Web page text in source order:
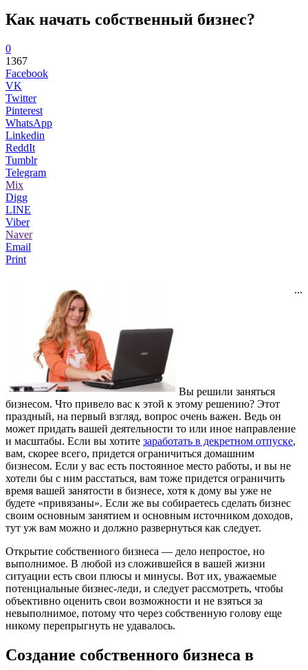
Как начать собственный бизнес?
0
1367
Facebook
VK
Twitter
Pinterest
WhatsApp
Linkedin
ReddIt
Tumblr
Telegram
Mix
Digg
LINE
Viber
Naver
Email
Print
...
Вы решили заняться
бизнесом. Что привело вас к этой к этому решению? Этот
праздный, на первый взгляд, вопрос очень важен. Ведь он
может придать вашей деятельности то или иное направление
и масштабы. Если вы хотите заработать в декретном отпуске,
вам, скорее всего, придется ограничиться домашним
бизнесом. Если у вас есть постоянное место работы, и вы не
хотели бы с ним расстаться, вам тоже придется ограничить
время вашей занятости в бизнесе, хотя к дому вы уже не
будете «привязаны». Если же вы собираетесь сделать бизнес
своим основным занятием и основным источником доходов,
тут уж вам можно и должно развернуться как следует.
Открытие собственного бизнеса — дело непростое, но
выполнимое. В любой из сложившейся в вашей жизни
ситуации есть свои плюсы и минусы. Вот их, уважаемые
потенциальные бизнес-леди, и следует рассмотреть, чтобы
объективно оценить свои возможности и не взяться за
невыполнимое, потому что через собственную голову еще
никому перепрыгнуть не удавалось.
Создание собственного бизнеса в